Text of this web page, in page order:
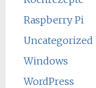
Raspberry Pi
Uncategorized
Windows
WordPress